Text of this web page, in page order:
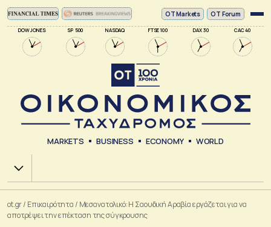
DOW JONES SP 500 NASDAQ FTSE 100 DAX 30 CAC 40
ΟΤ Markets OT Forum
MARKETS BUSINESS ECONOMY WORLD
Χ.Α.
ot.gr/ Επικαιρότητα / Μεσανατολικό: Η Σαουδική Αραβία εργάζεται για να
αποτρέψει την επέκταση της σύγκρουσης